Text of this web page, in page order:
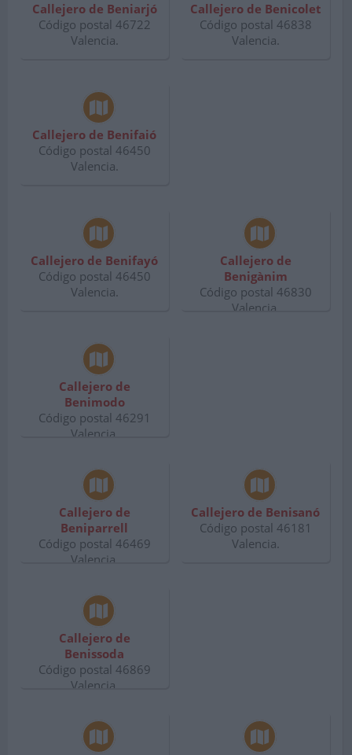
Callejero de Beniarjó
Código postal 46722
Valencia.
Callejero de Benicolet
Código postal 46838
Valencia.
Callejero de Benifaió
Código postal 46450
Valencia.
Callejero de Benifayó
Código postal 46450
Valencia.
Callejero de
Benigànim
Código postal 46830
Valencia.
Callejero de
Benimodo
Código postal 46291
Valencia.
Callejero de
Beniparrell
Código postal 46469
Valencia.
Callejero de Benisanó
Código postal 46181
Valencia.
Callejero de
Benissoda
Código postal 46869
Valencia.